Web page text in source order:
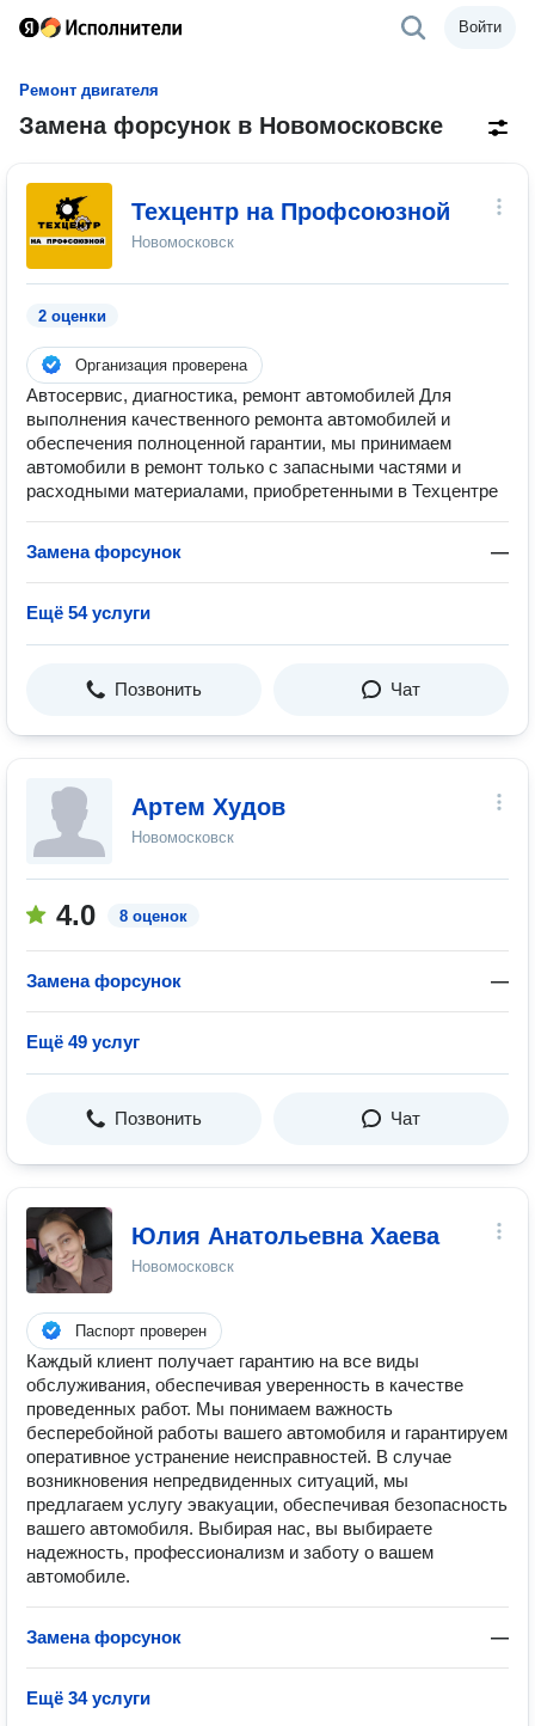
Войти
Ремонт двигателя
Замена форсунок в Новомосковске
Техцентр на Профсоюзной
Новомосковск
2 оценки
Организация проверена
Автосервис, диагностика, ремонт автомобилей Для
выполнения качественного ремонта автомобилей и
обеспечения полноценной гарантии, мы принимаем
автомобили в ремонт только с запасными частями и
расходными материалами, приобретенными в Техцентре
Замена форсунок —
Ещё 54 услуги
Позвонить Чат
Артем Худов
Новомосковск
4.0 8 оценок
Замена форсунок —
Ещё 49 услуг
Позвонить Чат
Юлия Анатольевна Хаева
Новомосковск
Паспорт проверен
Каждый клиент получает гарантию на все виды
обслуживания, обеспечивая уверенность в качестве
проведенных работ. Мы понимаем важность
бесперебойной работы вашего автомобиля и гарантируем
оперативное устранение неисправностей. В случае
возникновения непредвиденных ситуаций, мы
предлагаем услугу эвакуации, обеспечивая безопасность
вашего автомобиля. Выбирая нас, вы выбираете
надежность, профессионализм и заботу о вашем
автомобиле.
Замена форсунок —
Ещё 34 услуги